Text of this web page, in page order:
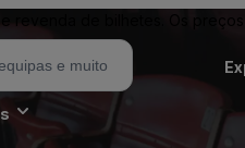
revenda de bilhetes. Os